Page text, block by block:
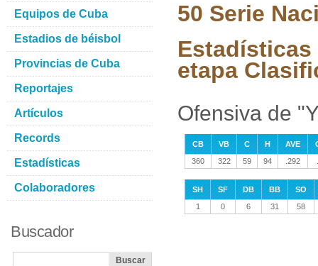
50 Serie
Estadísticas
etapa
Ofensiva de
CB VB C H AVE
360
322 59 94 .292
SH SF DB BB
SO
1
0 6 31 58
Equipos de Cuba
Estadios de béisbol
Provincias de Cuba
Reportajes
Artículos
Records
Estadísticas
Colaboradores
Buscador